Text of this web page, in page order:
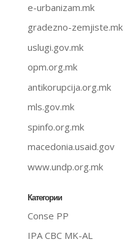
e-urbanizam.mk
gradezno-zemjiste.mk
uslugi.gov.mk
opm.org.mk
antikorupcija.org.mk
mls.gov.mk
spinfo.org.mk
macedonia.usaid.gov
www.undp.org.mk
Категории
Conse PP
IPA CBC MK-AL